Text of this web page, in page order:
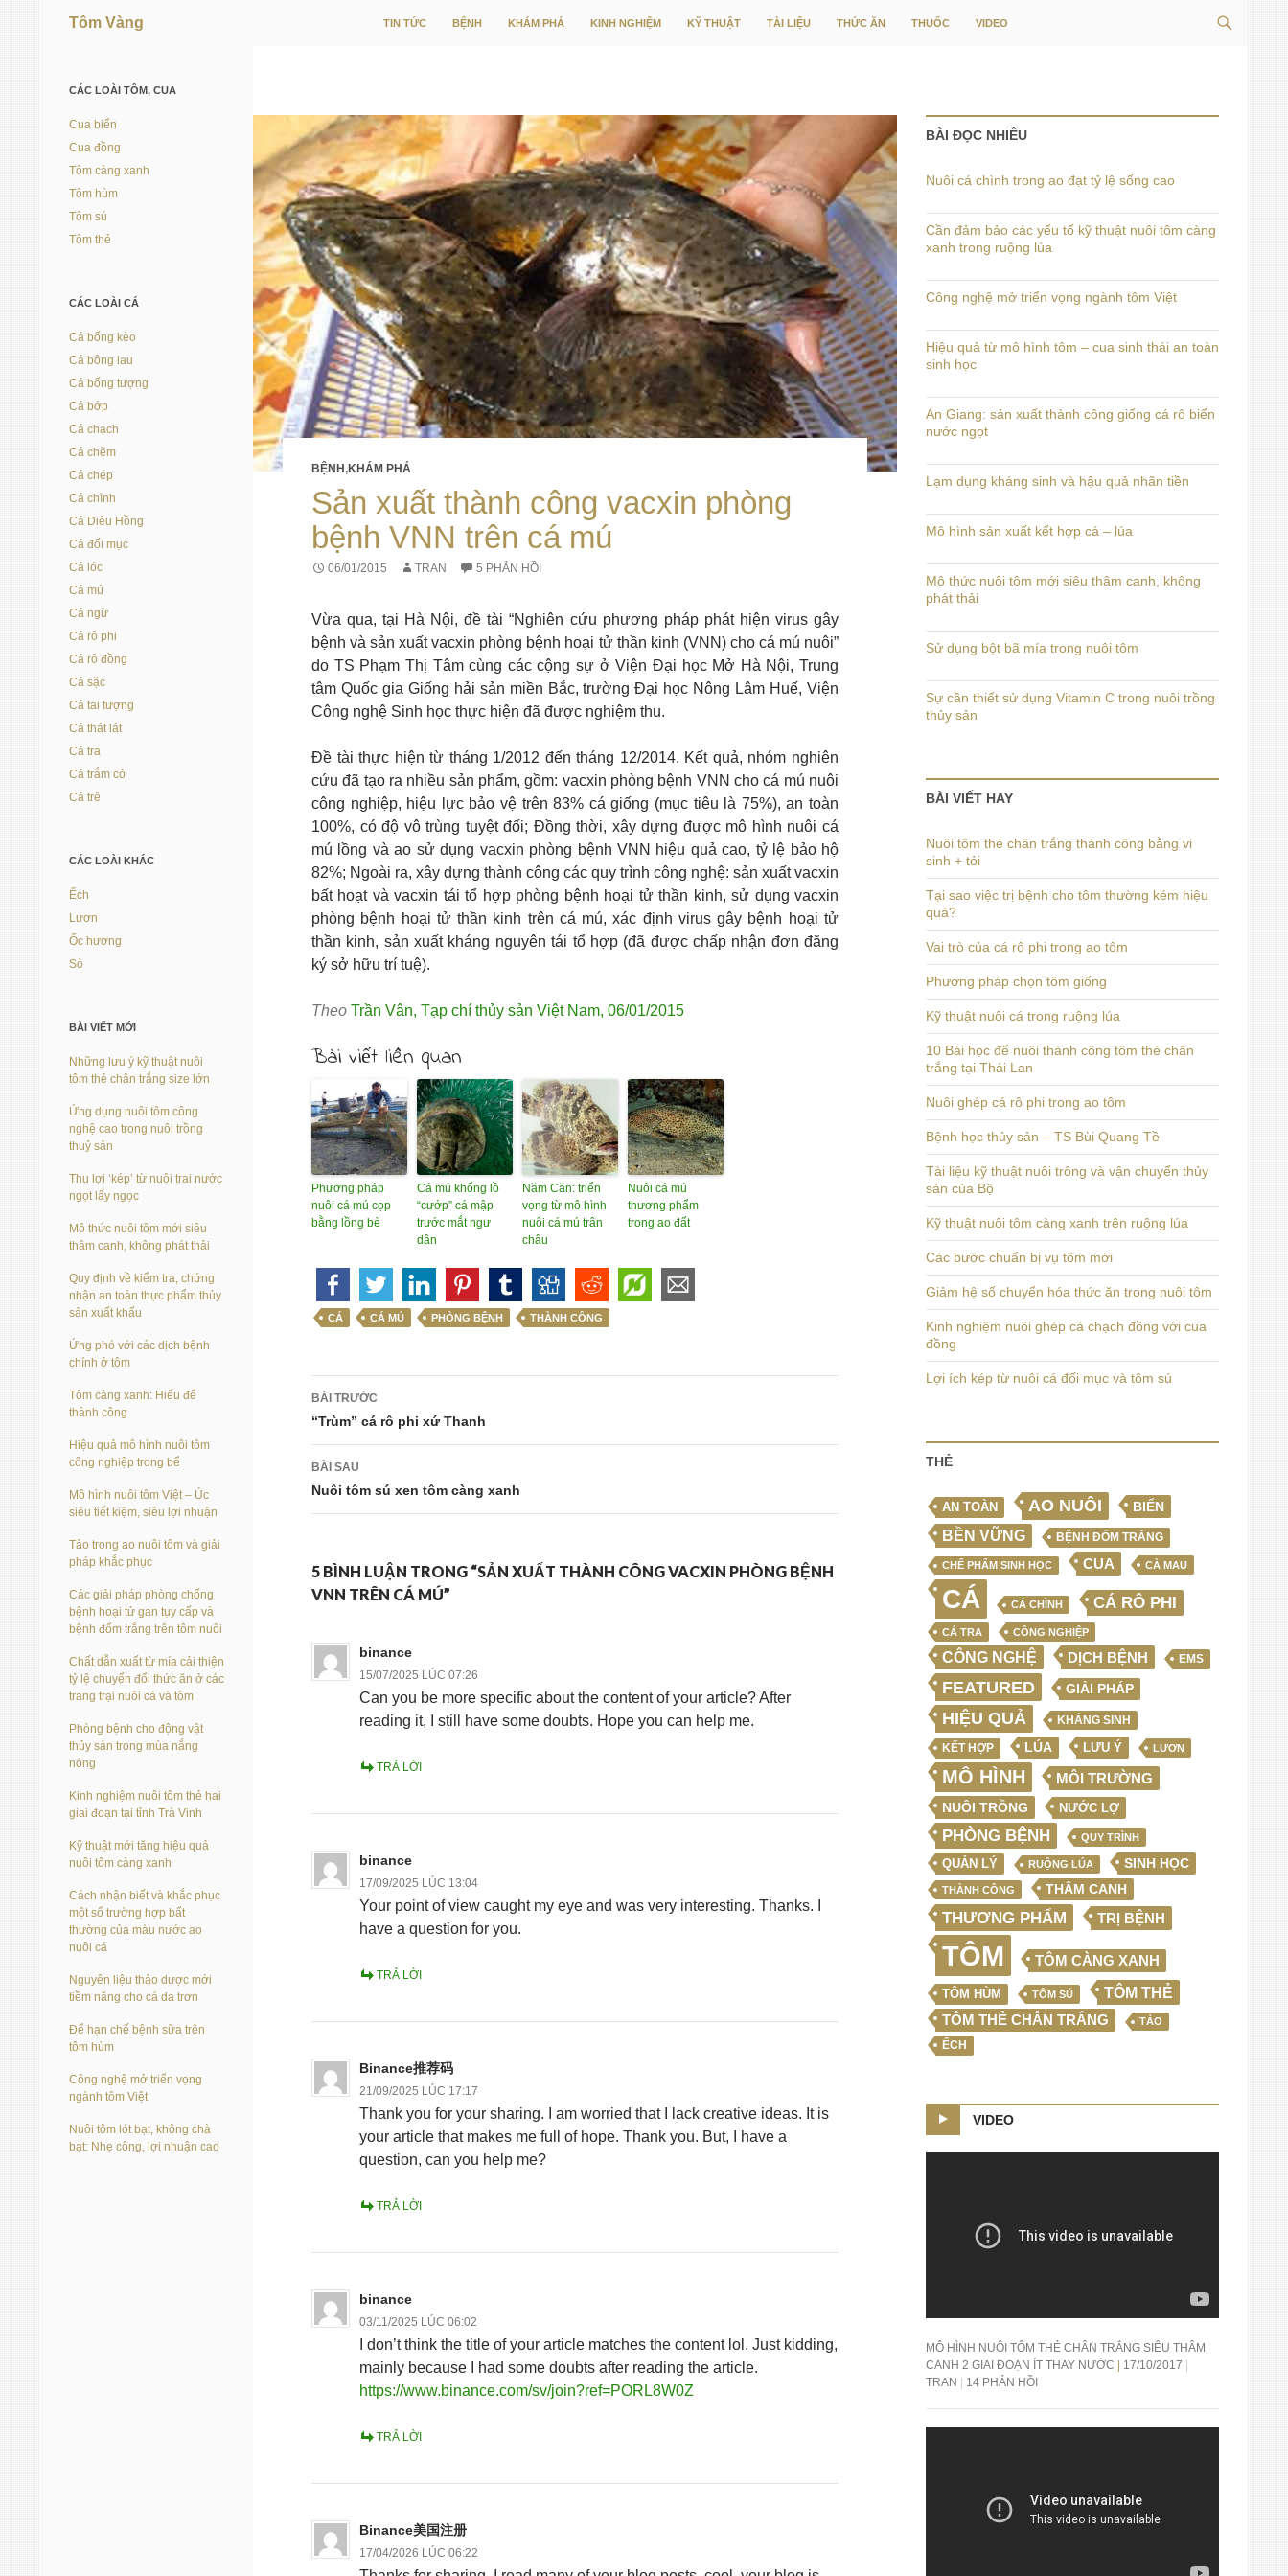
Tôm Vàng
kiếm
TIN TỨC
BỆNH KHÁM PHÁ KINH NGHIỆM KỸ THUẬT TÀI LIỆU THỨC ĂN THUỐC VIDEO
BỆNH ,KHÁM PHÁ
Sản xuất thành công vacxin phòng
bệnh VNN trên cá mú
06/01/2015 TRAN 5 PHẢN HỒI
Vừa qua, tại Hà Nội, đề tài “Nghiên cứu phương pháp phát hiện virus gây
bệnh và sản xuất vacxin phòng bệnh hoại tử thần kinh (VNN) cho cá mú nuôi”
do TS Phạm Thị Tâm cùng các cộng sự ở Viện Đại học Mở Hà Nội, Trung
tâm Quốc gia Giống hải sản miền Bắc, trường Đại học Nông Lâm Huế, Viện
Công nghệ Sinh học thực hiện đã được nghiệm thu.
Đề tài thực hiện từ tháng 1/2012 đến tháng 12/2014. Kết quả, nhóm nghiên
cứu đã tạo ra nhiều sản phẩm, gồm: vacxin phòng bệnh VNN cho cá mú nuôi
công nghiệp, hiệu lực bảo vệ trên 83% cá giống (mục tiêu là 75%), an toàn
100%, có độ vô trùng tuyệt đối; Đồng thời, xây dựng được mô hình nuôi cá
mú lồng và ao sử dụng vacxin phòng bệnh VNN hiệu quả cao, tỷ lệ bảo hộ
82%; Ngoài ra, xây dựng thành công các quy trình công nghệ: sản xuất vacxin
bất hoạt và vacxin tái tổ hợp phòng bệnh hoại tử thần kinh, sử dụng vacxin
phòng bệnh hoại tử thần kinh trên cá mú, xác định virus gây bệnh hoại tử
thần kinh, sản xuất kháng nguyên tái tổ hợp (đã được chấp nhận đơn đăng
ký sở hữu trí tuệ).
Theo Trần Vân, Tạp chí thủy sản Việt Nam, 06/01/2015
Bài viết liên quan
Phương pháp
nuôi cá mú cọp
bằng lồng bè
Cá mú khổng lồ
“cướp” cá mập
trước mắt ngư
dân
Năm Căn: triển
vọng từ mô hình
nuôi cá mú trân
châu
Nuôi cá mú
thương phẩm
trong ao đất
CÁ CÁ MÚ PHÒNG BỆNH THÀNH CÔNG
Điều
hướng
bài
viết
BÀI TRƯỚC
“Trùm” cá rô phi xứ Thanh
BÀI SAU
Nuôi tôm sú xen tôm càng xanh
5 BÌNH LUẬN TRONG “SẢN XUẤT THÀNH CÔNG VACXIN PHÒNG BỆNH
VNN TRÊN CÁ MÚ”
binance
15/07/2025 LÚC 07:26
Can you be more specific about the content of your article? After
reading it, I still have some doubts. Hope you can help me.
TRẢ LỜI
binance
17/09/2025 LÚC 13:04
Your point of view caught my eye and was very interesting. Thanks. I
have a question for you.
TRẢ LỜI
Binance推荐码
21/09/2025 LÚC 17:17
Thank you for your sharing. I am worried that I lack creative ideas. It is
your article that makes me full of hope. Thank you. But, I have a
question, can you help me?
TRẢ LỜI
binance
03/11/2025 LÚC 06:02
I don’t think the title of your article matches the content lol. Just kidding,
mainly because I had some doubts after reading the article.
https://www.binance.com/sv/join?ref=PORL8W0Z
TRẢ LỜI
Binance美国注册
17/04/2026 LÚC 06:22
BÀI ĐỌC NHIỀU
Nuôi cá chình trong ao đạt tỷ lệ sống cao
Cần đảm bảo các yếu tố kỹ thuật nuôi tôm càng
xanh trong ruộng lúa
Công nghệ mở triển vọng ngành tôm Việt
Hiệu quả từ mô hình tôm – cua sinh thái an toàn
sinh học
An Giang: sản xuất thành công giống cá rô biển
nước ngọt
Lạm dụng kháng sinh và hậu quả nhãn tiền
Mô hình sản xuất kết hợp cá – lúa
Mô thức nuôi tôm mới siêu thâm canh, không
phát thải
Sử dụng bột bã mía trong nuôi tôm
Sự cần thiết sử dụng Vitamin C trong nuôi trồng
thủy sản
BÀI VIẾT HAY
Nuôi tôm thẻ chân trắng thành công bằng vi
sinh + tỏi
Tại sao việc trị bệnh cho tôm thường kém hiệu
quả?
Vai trò của cá rô phi trong ao tôm
Phương pháp chọn tôm giống
Kỹ thuật nuôi cá trong ruộng lúa
10 Bài học để nuôi thành công tôm thẻ chân
trắng tại Thái Lan
Nuôi ghép cá rô phi trong ao tôm
Bệnh học thủy sản – TS Bùi Quang Tề
Tài liệu kỹ thuật nuôi trông và vận chuyển thủy
sản của Bộ
Kỹ thuật nuôi tôm càng xanh trên ruộng lúa
Các bước chuẩn bị vụ tôm mới
Giảm hệ số chuyển hóa thức ăn trong nuôi tôm
Kinh nghiệm nuôi ghép cá chạch đồng với cua
đồng
Lợi ích kép từ nuôi cá đối mục và tôm sú
THẺ
AN TOÀN AO NUÔI BIỂN
BỀN VỮNG BỆNH ĐỐM TRẮNG
CHẾ PHẨM SINH HỌC CUA CÀ MAU
CÁ CÁ CHÌNH CÁ RÔ PHI
CÁ TRA CÔNG NGHIỆP
CÔNG NGHỆ DỊCH BỆNH EMS
FEATURED GIẢI PHÁP
HIỆU QUẢ KHÁNG SINH
KẾT HỢP LÚA LƯU Ý LƯƠN
MÔ HÌNH MÔI TRƯỜNG
NUÔI TRỒNG NƯỚC LỢ
PHÒNG BỆNH QUY TRÌNH
QUẢN LÝ RUỘNG LÚA SINH HỌC
THÀNH CÔNG THÂM CANH
THƯƠNG PHẨM TRỊ BỆNH
TÔM TÔM CÀNG XANH
TÔM HÙM TÔM SÚ TÔM THẺ
TÔM THẺ CHÂN TRẮNG TẢO
ẾCH
VIDEO
MÔ HÌNH NUÔI TÔM THẺ CHÂN TRẮNG SIÊU THÂM
CANH 2 GIAI ĐOẠN ÍT THAY NƯỚC
17/10/2017
TRAN
14 PHẢN HỒI
CÁC LOÀI TÔM, CUA
Cua biển
Cua đồng
Tôm càng xanh
Tôm hùm
Tôm sú
Tôm thẻ
CÁC LOÀI CÁ
Cá bống kèo
Cá bông lau
Cá bống tượng
Cá bớp
Cá chạch
Cá chẽm
Cá chép
Cá chình
Cá Diêu Hồng
Cá đối mục
Cá lóc
Cá mú
Cá ngừ
Cá rô phi
Cá rô đồng
Cá sặc
Cá tai tượng
Cá thát lát
Cá tra
Cá trắm cỏ
Cá trê
CÁC LOÀI KHÁC
Ếch
Lươn
Ốc hương
Sò
BÀI VIẾT MỚI
Những lưu ý kỹ thuật nuôi
tôm thẻ chân trắng size lớn
Ứng dụng nuôi tôm công
nghệ cao trong nuôi trồng
thuỷ sản
Thu lợi ‘kép’ từ nuôi trai nước
ngọt lấy ngọc
Mô thức nuôi tôm mới siêu
thâm canh, không phát thải
Quy định về kiểm tra, chứng
nhận an toàn thực phẩm thủy
sản xuất khẩu
Ứng phó với các dịch bệnh
chính ở tôm
Tôm càng xanh: Hiểu để
thành công
Hiệu quả mô hình nuôi tôm
công nghiệp trong bể
Mô hình nuôi tôm Việt – Úc
siêu tiết kiệm, siêu lợi nhuận
Tảo trong ao nuôi tôm và giải
pháp khắc phục
Các giải pháp phòng chống
bệnh hoại tử gan tụy cấp và
bệnh đốm trắng trên tôm nuôi
Chất dẫn xuất từ mía cải thiện
tỷ lệ chuyển đổi thức ăn ở các
trang trại nuôi cá và tôm
Phòng bệnh cho động vật
thủy sản trong mùa nắng
nóng
Kinh nghiệm nuôi tôm thẻ hai
giai đoạn tại tỉnh Trà Vinh
Kỹ thuật mới tăng hiệu quả
nuôi tôm càng xanh
Cách nhận biết và khắc phục
một số trường hợp bất
thường của màu nước ao
nuôi cá
Nguyên liệu thảo dược mới
tiềm năng cho cá da trơn
Để hạn chế bệnh sữa trên
tôm hùm
Công nghệ mở triển vọng
ngành tôm Việt
Nuôi tôm lót bạt, không chà
bạt: Nhẹ công, lợi nhuận cao